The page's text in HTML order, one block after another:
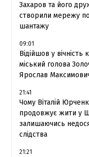
Захаров та його
створили мережу
шантажу
09:01
Відійшов у вічність
міський голова
Ярослав
21:41
Чому Віталій
продовжує жити у
залишаючись
слідства
21:21